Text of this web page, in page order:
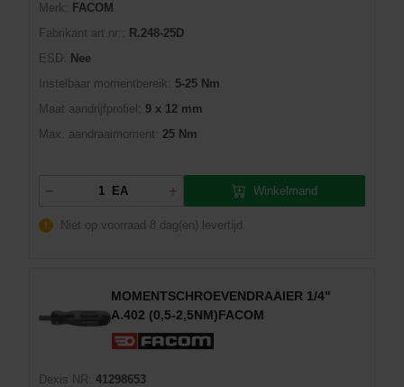
Merk:
FACOM
Fabrikant art.nr::
R.248-25D
ESD:
Nee
Instelbaar momentbereik:
5-25 Nm
Maat aandrijfprofiel:
9 x 12 mm
Max. aandraaimoment: 25 Nm
EA Winkelmand
Niet op voorraad 8 dag(en) levertijd
MOMENTSCHROEVENDRAAIER 1/4"
A.402 (0,5-2,5NM)FACOM
Dexis NR: 41298653